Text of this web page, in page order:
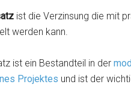
ist die Verzinsung die mit
werden kann.
ist ein Bestandteil in der
Projektes und ist der